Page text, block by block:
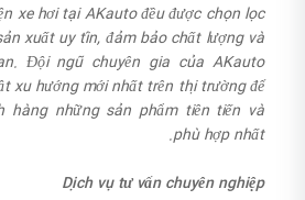
xe hơi tại AKauto đều được chọn lọc
xuất uy tín, đảm bảo chất lượng và
Đội ngũ chuyên gia của AKauto
xu hướng mới nhất trên thị trường để
hàng những sản phẩm tiên tiến và
phù hợp nhất.
Dịch vụ tư vấn chuyên nghiệp